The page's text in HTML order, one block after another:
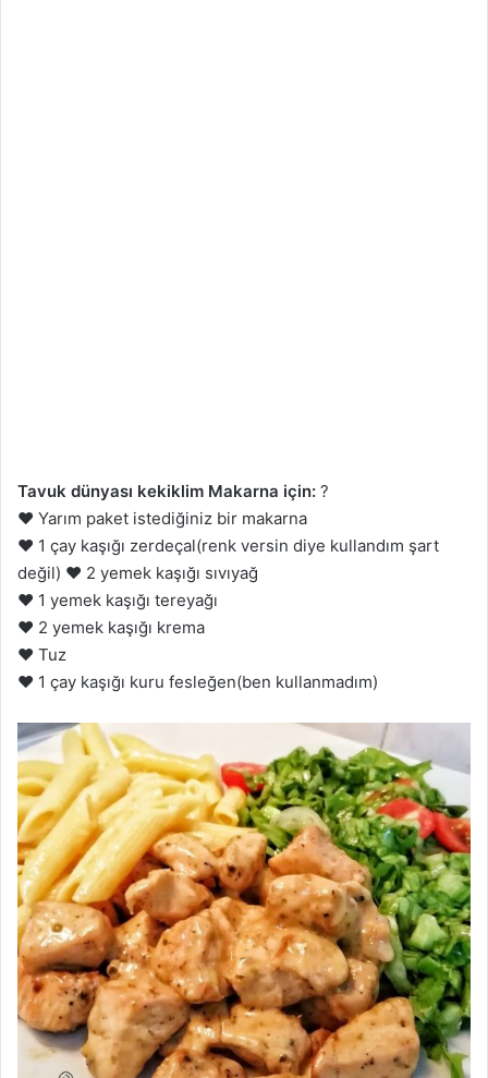
Tavuk dünyası kekiklim Makarna için: ?
❤️ Yarım paket istediğiniz bir makarna
❤️ 1 çay kaşığı zerdeçal(renk versin diye kullandım şart
değil) ❤️ 2 yemek kaşığı sıvıyağ
❤️ 1 yemek kaşığı tereyağı
❤️ 2 yemek kaşığı krema
❤️ Tuz
❤️ 1 çay kaşığı kuru fesleğen(ben kullanmadım)